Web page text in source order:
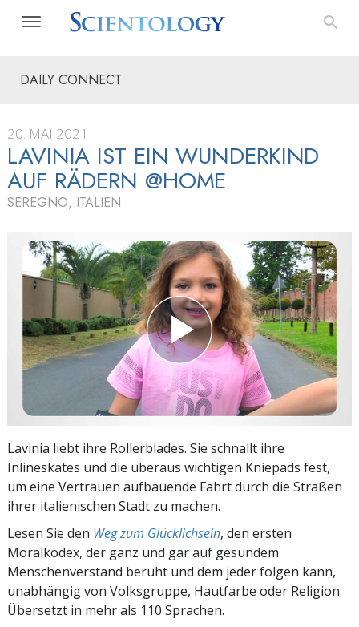
DAILY CONNECT
20. MAI 2021
LAVINIA IST EIN WUNDERKIND
AUF RÄDERN @HOME
SEREGNO, ITALIEN
Lavinia liebt ihre Rollerblades. Sie schnallt ihre
Inlineskates und die überaus wichtigen Kniepads fest,
um eine Vertrauen aufbauende Fahrt durch die Straßen
ihrer italienischen Stadt zu machen.
Lesen Sie den Weg zum Glücklichsein, den ersten
Moralkodex, der ganz und gar auf gesundem
Menschenverstand beruht und dem jeder folgen kann,
unabhängig von Volksgruppe, Hautfarbe oder Religion.
Übersetzt in mehr als 110 Sprachen.